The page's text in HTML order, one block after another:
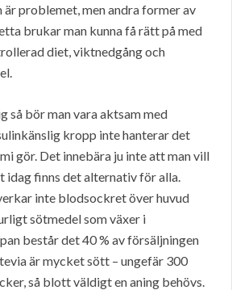
problemet, men andra former av
brukar man kunna få rätt på med
diet, viktnedgång och
så bör man vara aktsam med
kropp inte hanterar det
gör. Det innebära ju inte att man vill
idag finns det alternativ för alla.
inte blodsockret över huvud
sötmedel som växer i
består det 40 % av försäljningen
är mycket sött – ungefär 300
så blott väldigt en aning behövs.